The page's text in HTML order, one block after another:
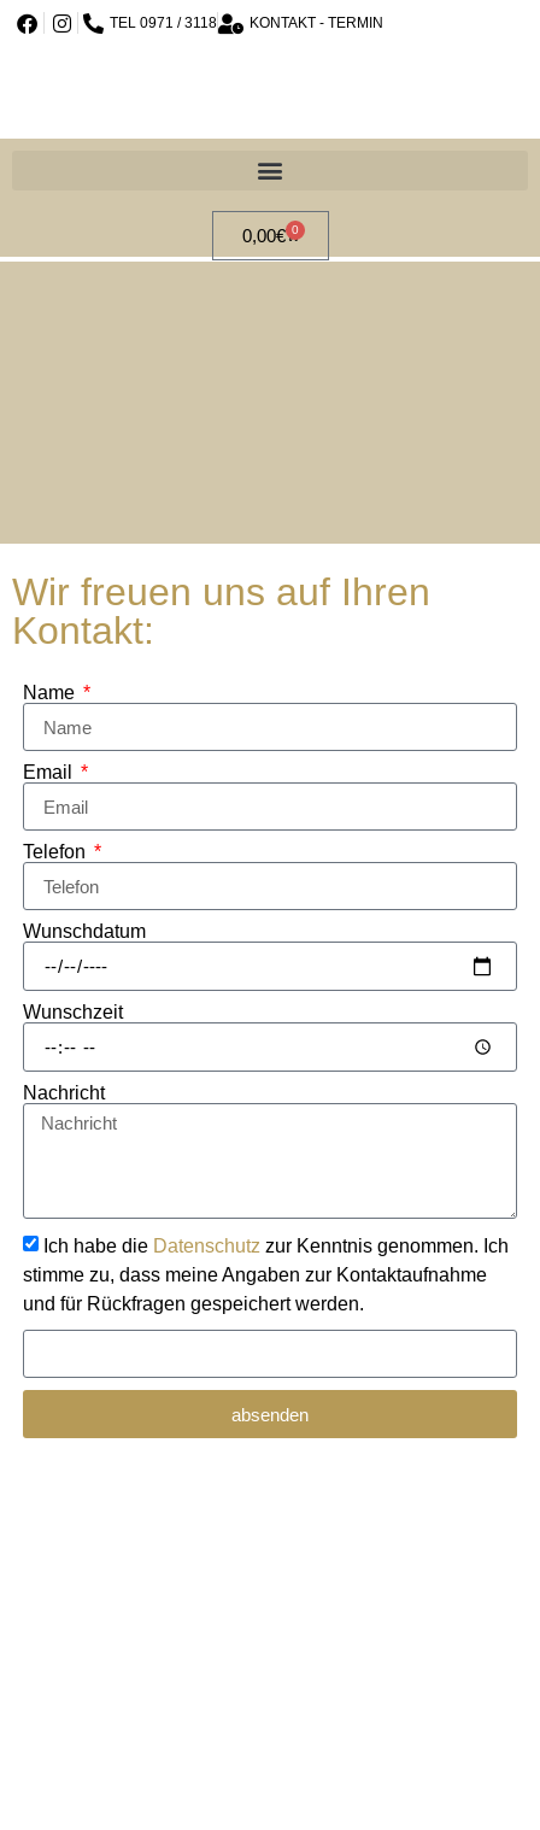
TEL 0971 / 3118 KONTAKT - TERMIN
0,00€ 0
Wir freuen uns auf Ihren
Kontakt:
Name
Email
Telefon
Wunschdatum
Wunschzeit
Nachricht
Ich habe die Datenschutz zur Kenntnis genommen. Ich
stimme zu, dass meine Angaben zur Kontaktaufnahme
und für Rückfragen gespeichert werden.
absenden